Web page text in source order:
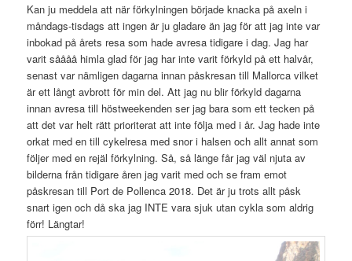
Kan ju meddela att när förkylningen började knacka på axeln i
måndags-tisdags att ingen är ju gladare än jag för att jag inte var
inbokad på årets resa som hade avresa tidigare i dag. Jag har
varit såååå himla glad för jag har inte varit förkyld på ett halvår,
senast var nämligen dagarna innan påskresan till Mallorca vilket
är ett långt avbrott för min del. Att jag nu blir förkyld dagarna
innan avresa till höstweekenden ser jag bara som ett tecken på
att det var helt rätt prioriterat att inte följa med i år. Jag hade inte
orkat med en till cykelresa med snor i halsen och allt annat som
följer med en rejäl förkylning. Så, så länge får jag väl njuta av
bilderna från tidigare åren jag varit med och se fram emot
påskresan till Port de Pollenca 2018. Det är ju trots allt påsk
snart igen och då ska jag INTE vara sjuk utan cykla som aldrig
förr! Längtar!